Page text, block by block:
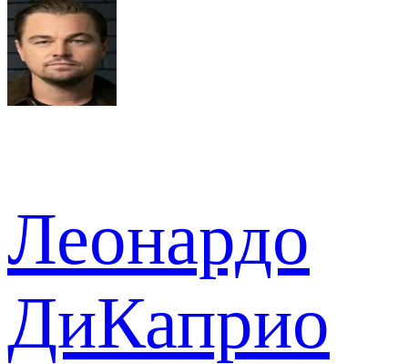
Леонардо
ДиКаприо